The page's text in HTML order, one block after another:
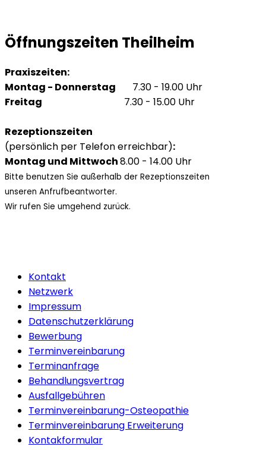
Öffnungszeiten Theilheim
Praxiszeiten:
Montag - Donnerstag 7.30 - 19.00 Uhr
Freitag
7.30 - 15.00 Uhr
Rezeptionszeiten
(persönlich per Telefon erreichbar):
Montag und Mittwoch8.00 - 14.00 Uhr
Bitte benutzen Sie außerhalb der Rezeptionszeiten
unseren Anfrufbeantworter.
Wir rufen Sie umgehend zurück.
Kontakt
Netzwerk
Impressum
Datenschutzerklärung
Bewerbung
Terminvereinbarung
Terminanfrage
Behandlungsvertrag
Ausfallgebühren
Terminvereinbarung-Osteopathie
Terminvereinbarung Erweiterung
Kontakformular